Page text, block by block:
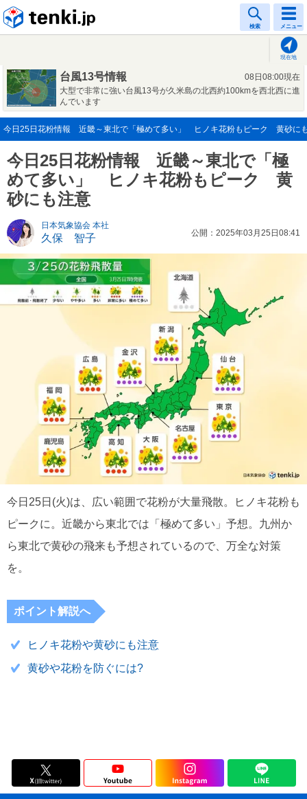
検索 メニュー
現在地
台風13号情報
08日08:00現在
大型で非常に強い台風13号が久米島の北西約100kmを西北西に進
んでいます
今日25日花粉情報 近畿～東北で「極めて多い」 ヒノキ花粉もピーク 黄砂に
今日25日花粉情報 近畿～東北で「極
めて多い」 ヒノキ花粉もピーク 黄
砂にも注意
日本気象協会 本社
久保 智子 公開：2025年03月25日08:41
今日25日(火)は、広い範囲で花粉が大量飛散。ヒノキ花粉も
ピークに。近畿から東北では「極めて多い」予想。九州か
ら東北で黄砂の飛来も予想されているので、万全な対策
を。
ポイント解説へ
ヒノキ花粉や黄砂にも注意
黄砂や花粉を防ぐには?